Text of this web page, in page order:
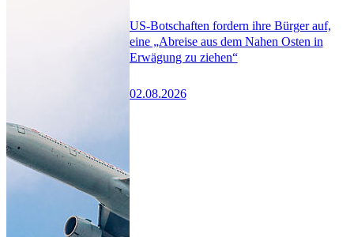
US-Botschaften fordern ihre Bürger auf,
eine „Abreise aus dem Nahen Osten in
Erwägung zu ziehen“
02.08.2026